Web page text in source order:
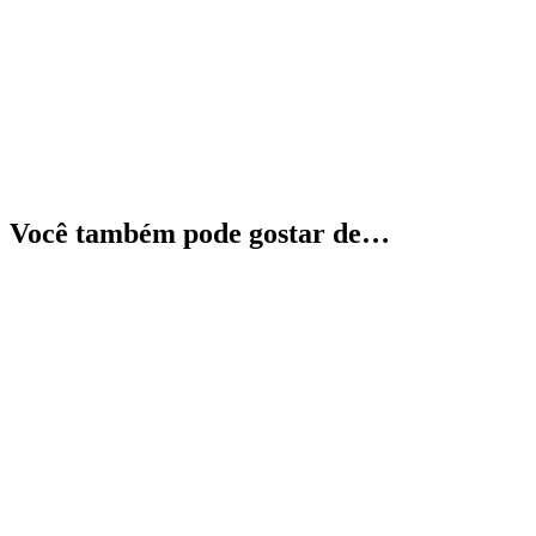
Você também pode gostar de…